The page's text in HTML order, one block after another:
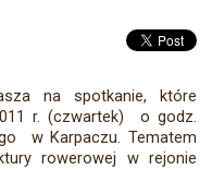
na spotkanie, które
r. (czwartek) o godz.
w Karpaczu. Tematem
rowerowej w rejonie